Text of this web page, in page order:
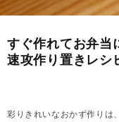
すぐ作れてお弁当
速攻作り置きレシ
彩りきれいなおかず作りは